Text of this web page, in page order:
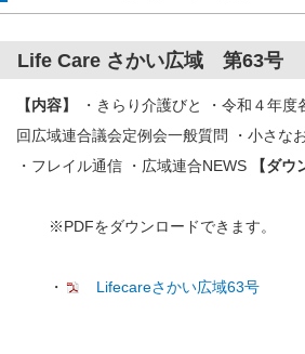
Life Care さかい広域 第63号
【内容】
・きらり介護びと ・令和４年度
回広域連合議会定例会一般質問 ・小さな
・フレイル通信 ・広域連合NEWS
【ダウ
※PDFをダウンロードできます。
・ Lifecareさかい広域63号